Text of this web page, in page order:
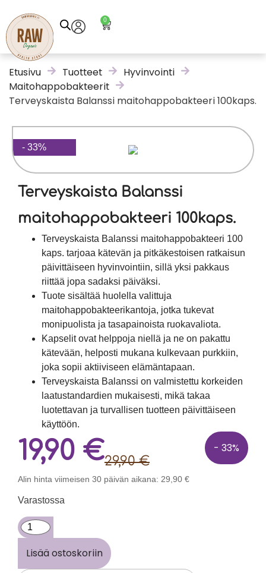
0
Etusivu Tuotteet
Hyvinvointi
Maitohappobakteerit
Terveyskaista Balanssi maitohappobakteeri 100kaps.
- 33%
Terveyskaista Balanssi
maitohappobakteeri 100kaps.
Terveyskaista Balanssi maitohappobakteeri 100
kaps. tarjoaa kätevän ja pitkäkestoisen ratkaisun
päivittäiseen hyvinvointiin, sillä yksi pakkaus
riittää jopa sadaksi päiväksi.
Tuote sisältää huolella valittuja
maitohappobakteerikantoja, jotka tukevat
monipuolista ja tasapainoista ruokavaliota.
Kapselit ovat helppoja niellä ja ne on pakattu
kätevään, helposti mukana kulkevaan purkkiin,
joka sopii aktiiviseen elämäntapaan.
Terveyskaista Balanssi on valmistettu korkeiden
laatustandardien mukaisesti, mikä takaa
luotettavan ja turvallisen tuotteen päivittäiseen
käyttöön.
29,90€
19,90 €
Alin hinta viimeisen 30 päivän aikana: 29,90 €
- 33%
Varastossa
Lisää ostoskoriin